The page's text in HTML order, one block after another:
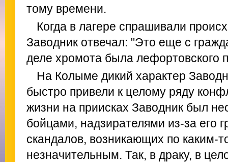
тому времени.
Когда в лагере спрашивали
Заводник отвечал: "Это еще с
деле хромота была лефортовского
На Колыме дикий характер
быстро привели к целому ряду
жизни на приисках Заводник был
бойцами, надзирателями из-за его
скандалов, возникающих по каким-
незначительным. Так, в драку, в